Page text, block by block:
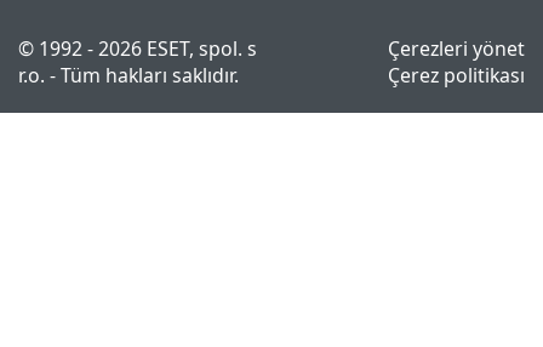
© 1992 - 2026 ESET, spol. s
r.o. - Tüm hakları saklıdır.
Çerezleri yönet
Çerez politikası